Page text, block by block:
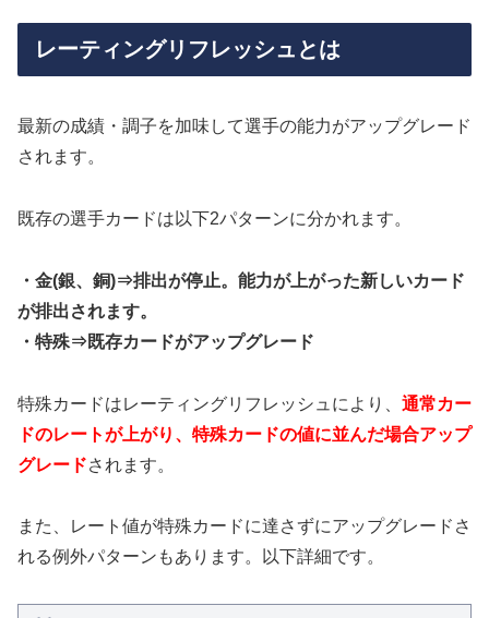
レーティングリフレッシュとは
最新の成績・調子を加味して選手の能力がアップグレード
されます。
既存の選手カードは以下2パターンに分かれます。
・金(銀、銅)⇒排出が停止。能力が上がった新しいカード
が排出されます。
・特殊⇒既存カードがアップグレード
特殊カードはレーティングリフレッシュにより、 通常カー
ドのレートが上がり、特殊カードの値に並んだ場合アップ
グレードされます。
また、レート値が特殊カードに達さずにアップグレードさ
れる例外パターンもあります。以下詳細です。